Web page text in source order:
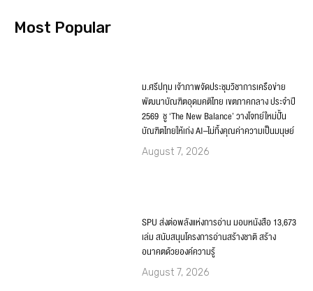
Most Popular
ม.ศรีปทุม เจ้าภาพจัดประชุมวิชาการเครือข่าย
พัฒนาบัณฑิตอุดมคติไทย เขตภาคกลาง ประจำปี
2569 ชู ‘The New Balance’ วางโจทย์ใหม่ปั้น
บัณฑิตไทยให้เก่ง AI–ไม่ทิ้งคุณค่าความเป็นมนุษย์
August 7, 2026
SPU ส่งต่อพลังแห่งการอ่าน มอบหนังสือ 13,673
เล่ม สนับสนุนโครงการอ่านสร้างชาติ สร้าง
อนาคตด้วยองค์ความรู้
August 7, 2026